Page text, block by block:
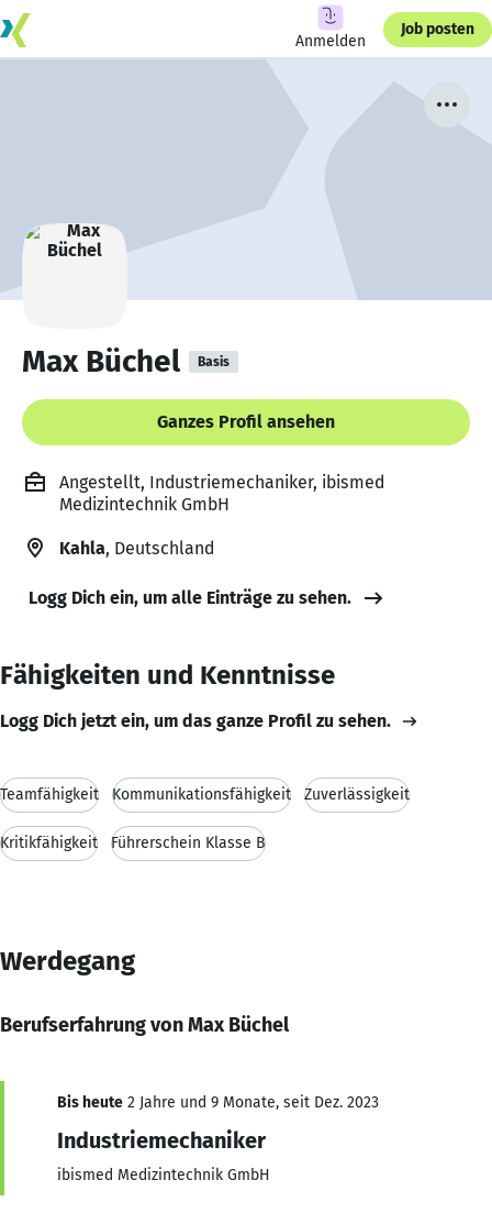
Anmelden
Job posten
Max Büchel Basis
Ganzes Profil ansehen
Angestellt, Industriemechaniker, ibismed
Medizintechnik GmbH
Kahla, Deutschland
Logg Dich ein, um alle Einträge zu sehen.
Fähigkeiten und Kenntnisse
Logg Dich jetzt ein, um das ganze Profil zu sehen.
Teamfähigkeit Kommunikationsfähigkeit Zuverlässigkeit
Kritikfähigkeit Führerschein Klasse B
Werdegang
Berufserfahrung von Max Büchel
Bis heute 2 Jahre und 9 Monate, seit Dez. 2023
Industriemechaniker
ibismed Medizintechnik GmbH